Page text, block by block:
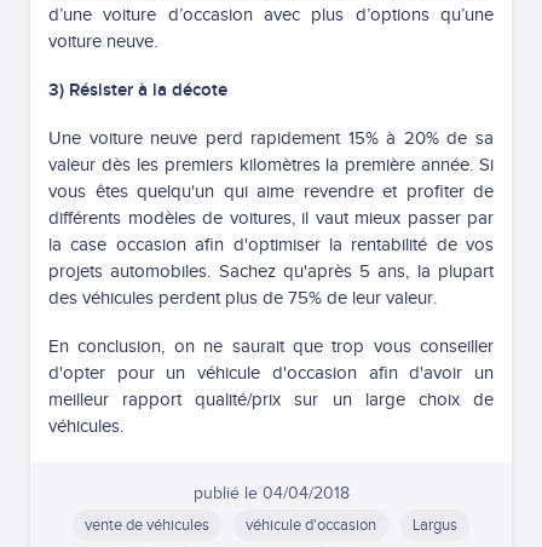
d’une voiture d’occasion avec plus d’options qu’une
voiture neuve.
3) Résister à la décote
Une voiture neuve perd rapidement 15% à 20% de sa
valeur dès les premiers kilomètres la première année. Si
vous êtes quelqu'un qui aime revendre et profiter de
différents modèles de voitures, il vaut mieux passer par
la case occasion afin d'optimiser la rentabilité de vos
projets automobiles. Sachez qu'après 5 ans, la plupart
des véhicules perdent plus de 75% de leur valeur.
En conclusion, on ne saurait que trop vous conseiller
d'opter pour un véhicule d'occasion afin d'avoir un
meilleur rapport qualité/prix sur un large choix de
véhicules.
publié le04/04/2018
vente de véhicules
véhicule d'occasion
Largus